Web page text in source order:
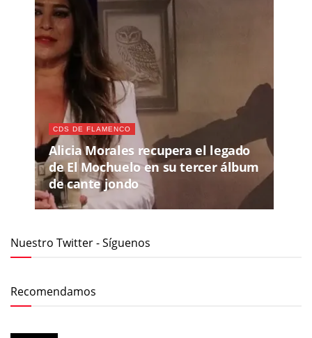
CDS DE FLAMENCO
Alicia Morales recupera el legado
de El Mochuelo en su tercer álbum
de cante jondo
Nuestro Twitter - Síguenos
Recomendamos